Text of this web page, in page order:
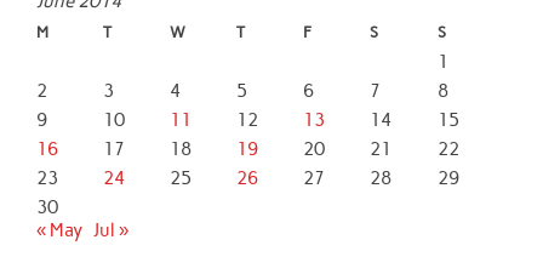
M T W T F S S
1
2
3 4 5 6 7
8
9
10 11 12 13 14
15
16
17 18 19 20 21
22
23
24 25 26 27 28
29
30
« May Jul »